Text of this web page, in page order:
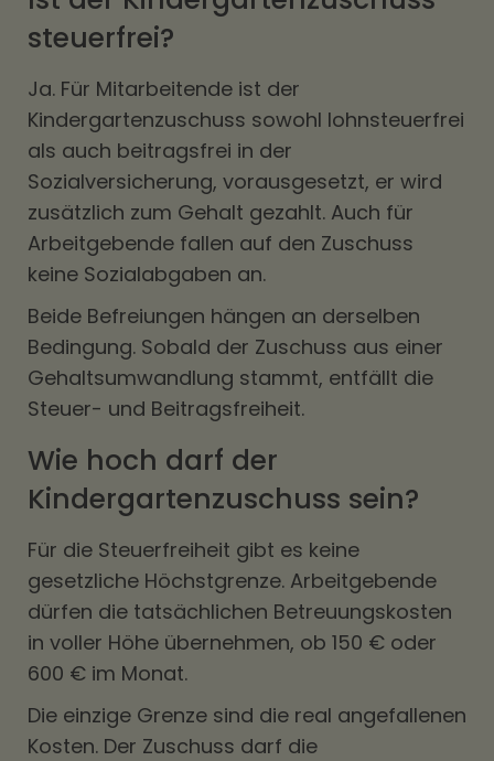
steuerfrei?
Ja. Für Mitarbeitende ist der
Kindergartenzuschuss sowohl lohnsteuerfrei
als auch beitragsfrei in der
Sozialversicherung, vorausgesetzt, er wird
zusätzlich zum Gehalt gezahlt. Auch für
Arbeitgebende fallen auf den Zuschuss
keine Sozialabgaben an.
Beide Befreiungen hängen an derselben
Bedingung. Sobald der Zuschuss aus einer
Gehaltsumwandlung stammt, entfällt die
Steuer- und Beitragsfreiheit.
Wie hoch darf der
Kindergartenzuschuss sein?
Für die Steuerfreiheit gibt es keine
gesetzliche Höchstgrenze. Arbeitgebende
dürfen die tatsächlichen Betreuungskosten
in voller Höhe übernehmen, ob 150 € oder
600 € im Monat.
Die einzige Grenze sind die real angefallenen
Kosten. Der Zuschuss darf die